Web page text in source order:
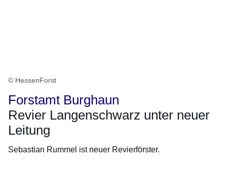
© HessenForst
Forstamt Burghaun
Revier Langenschwarz unter neuer
Leitung
Sebastian Rummel ist neuer Revierförster.